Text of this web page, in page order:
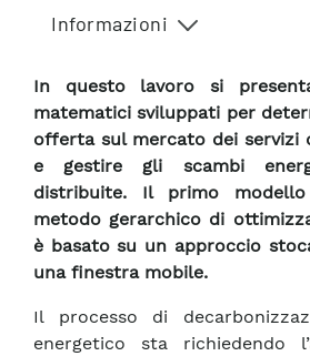
Informazioni
In questo lavoro si
matematici sviluppati per
offerta sul mercato dei servizi
e gestire gli scambi
distribuite. Il primo
metodo gerarchico di
è basato su un approccio
una finestra mobile.
Il processo di
energetico sta richiedendo